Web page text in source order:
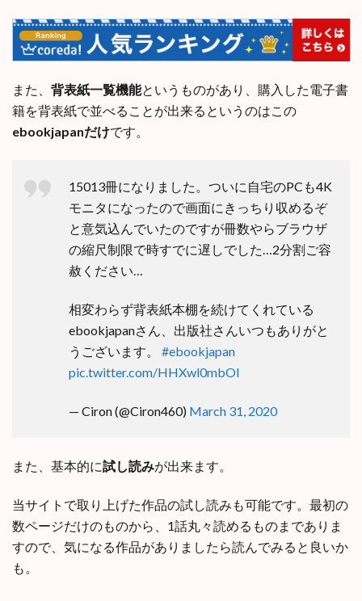
また、 背表紙一覧機能というものがあり、購入した電子書
籍を背表紙で並べることが出来るというのはこの
ebookjapanだけです。
15013冊になりました。ついに自宅のPCも4K
モニタになったので画面にきっちり収めるぞ
と意気込んでいたのですが冊数やらブラウザ
の縮尺制限で時すでに遅しでした…2分割ご容
赦ください…
相変わらず背表紙本棚を続けてくれている
ebookjapanさん、出版社さんいつもありがと
うございます。 #ebookjapan
pic.twitter.com/HHXwl0mbOI
— Ciron (@Ciron460) March 31, 2020
また、基本的に試し読みが出来ます。
当サイトで取り上げた作品の試し読みも可能です。最初の
数ページだけのものから、1話丸々読めるものまでありま
すので、気になる作品がありましたら読んでみると良いか
も。